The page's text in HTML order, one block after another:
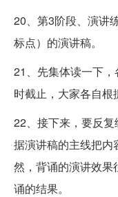
20、第3阶段、演讲
标点）的演讲稿。
21、先集体读一下
时截止，大家各自根
22、接下来，要反
据演讲稿的主线把内
然，背诵的演讲效
诵的结果。